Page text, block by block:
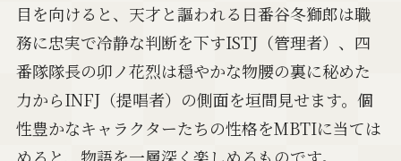
目を向けると、天才と謳われる日番谷冬獅郎は職
務に忠実で冷静な判断を下すISTJ（管理者）、四
番隊隊長の卯ノ花烈は穏やかな物腰の裏に秘めた
力からINFJ（提唱者）の側面を垣間見せます。個
性豊かなキャラクターたちの性格をMBTIに当ては
めると、物語を一層深く楽しめるものです。